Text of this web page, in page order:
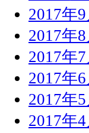
2017年9
2017年8
2017年7
2017年6
2017年5
2017年4